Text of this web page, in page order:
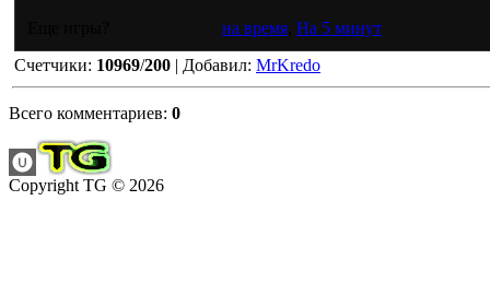
на время На 5 минут
Счетчики: 10969/200 | Добавил: MrKredo
Всего комментариев: 0
Copyright TG © 2026